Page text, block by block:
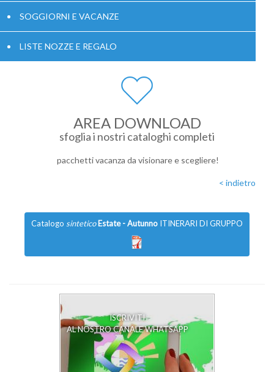
SOGGIORNI E VACANZE
LISTE NOZZE E REGALO
AREA DOWNLOAD
sfoglia i nostri cataloghi completi
pacchetti vacanza da visionare e scegliere!
< indietro
Catalogo sintetico Estate - Autunno ITINERARI DI GRUPPO
ISCRIVITI
AL NOSTRO CANALE WHATSAPP